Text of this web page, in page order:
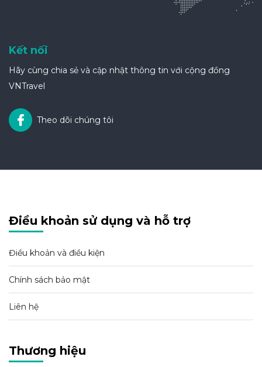
Kết nối
Hãy cùng chia sẻ và cập nhật thông tin với cộng đồng
VNTravel
Theo dõi chúng tôi
Điều khoản sử dụng và hỗ trợ
Điều khoản và điều kiện
Chính sách bảo mật
Liên hệ
Thương hiệu